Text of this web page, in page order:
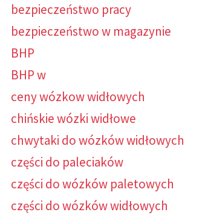
bezpieczeństwo pracy
bezpieczeństwo w magazynie
BHP
BHP w
ceny wózkow widłowych
chińskie wózki widłowe
chwytaki do wózków widłowych
części do paleciaków
części do wózków paletowych
części do wózków widłowych